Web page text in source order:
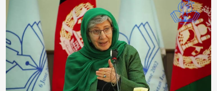
از منع آموزش دختران افغانستان انتقاد می‌کند که حکومت سرپرست پس از
تسلط دوباره بر افغانستان، آموزش دختران بالاتر از صنف ششم را منع کردند و
سپس دروازه‌ی دانشگاه‌ها را نیز به‌روی زنان و دختران بستند. این اقدام حکومت
فعلی باعث شده است که میلیون‌ها دانش‌آموز دختر از آموزش و تحصیل باز
بمانند. در کنار آن زنان از رفتن به‌ باشگاه‌های ورزشی، رستورانت‌ها، حمام‌های
عمومی، معاینه توسط پزشکان مرد، سفر بدون محرم و کار در موسسات
غیردولتی داخلی و بین‌المللی و حتی دفاتر سازمان ملل در افغانستان منع
شده‌اند.